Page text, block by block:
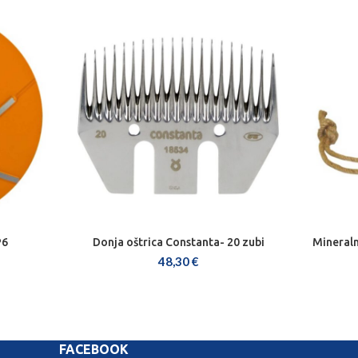
DODAJ U KOŠARICU
Donja oštrica Constanta- 20 zubi
48,30€
FACEBOOK